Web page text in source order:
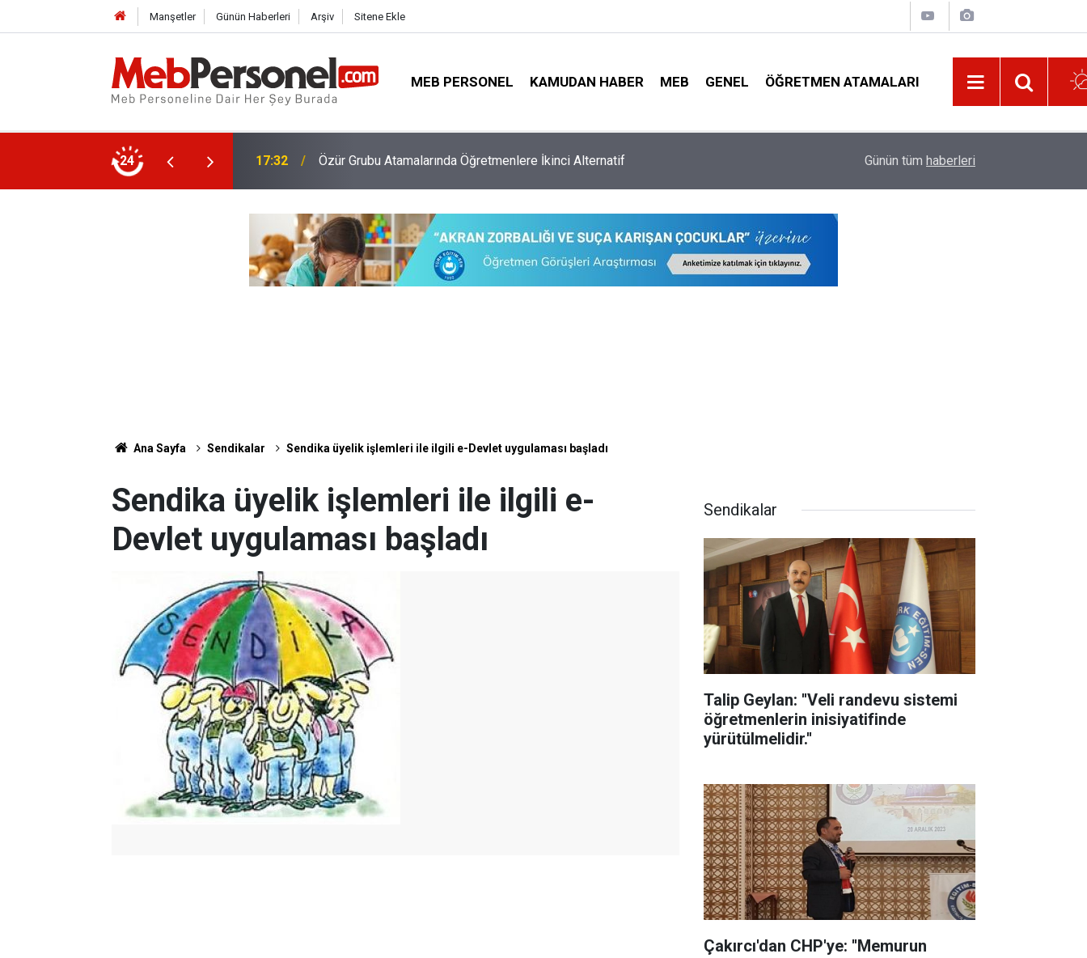
Manşetler Günün Haberleri Arşiv Sitene Ekle
MEB PERSONEL KAMUDAN HABER MEB GENEL ÖĞRETMEN ATAMALARI
24 17:02 Okulların İlk Haftası O Öğretmenlere Kutlama Görevleri Verilecek YKS Tercihleri Sona Eriyor, İşte Son Tarih
Günün tüm haberleri
Ana Sayfa Sendikalar Sendika üyelik işlemleri ile ilgili e-Devlet uygulaması başladı
Sendika üyelik işlemleri ile ilgili e-
Devlet uygulaması başladı
Sendikalar
Talip Geylan: ''Veli randevu sistemi
öğretmenlerin inisiyatifinde
yürütülmelidir.''
Çakırcı'dan CHP'ye: ''Memurun